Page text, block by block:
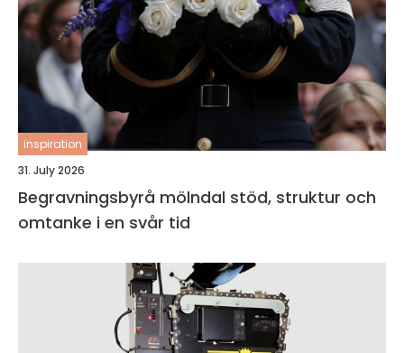
inspiration
31. July 2026
Begravningsbyrå mölndal stöd, struktur och
omtanke i en svår tid